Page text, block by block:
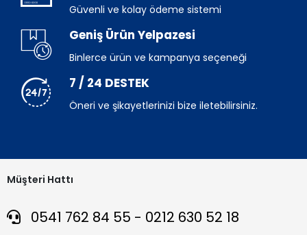
Güvenli ve kolay ödeme sistemi
Geniş Ürün Yelpazesi
Binlerce ürün ve kampanya seçeneği
7 / 24 DESTEK
Öneri ve şikayetlerinizi bize iletebilirsiniz.
Müşteri Hattı
0541 762 84 55 - 0212 630 52 18